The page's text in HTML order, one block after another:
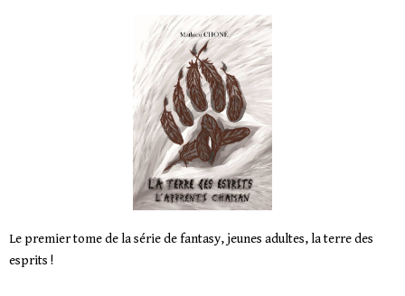
Le premier tome de la série de fantasy, jeunes adultes, la terre des
esprits !